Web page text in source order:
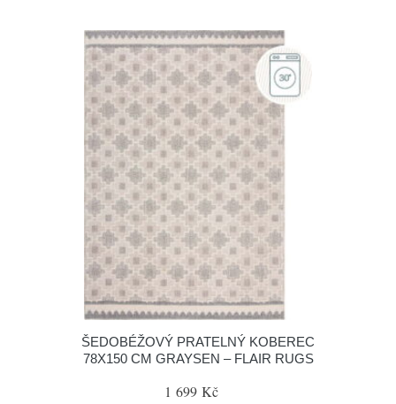
ŠEDOBÉŽOVÝ PRATELNÝ KOBEREC
78X150 CM GRAYSEN – FLAIR RUGS
1 699 Kč